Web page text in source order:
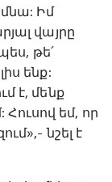
Իմ
վայրը
թե՛
ենք:
է, մենք
Հուսով եմ, որ
նշել է